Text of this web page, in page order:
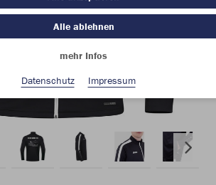
Alle ablehnen
mehr Infos
Datenschutz
Impressum